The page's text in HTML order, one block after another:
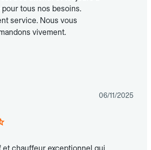
pour tous nos besoins.
service. Nous vous
vivement.
06/11/2025